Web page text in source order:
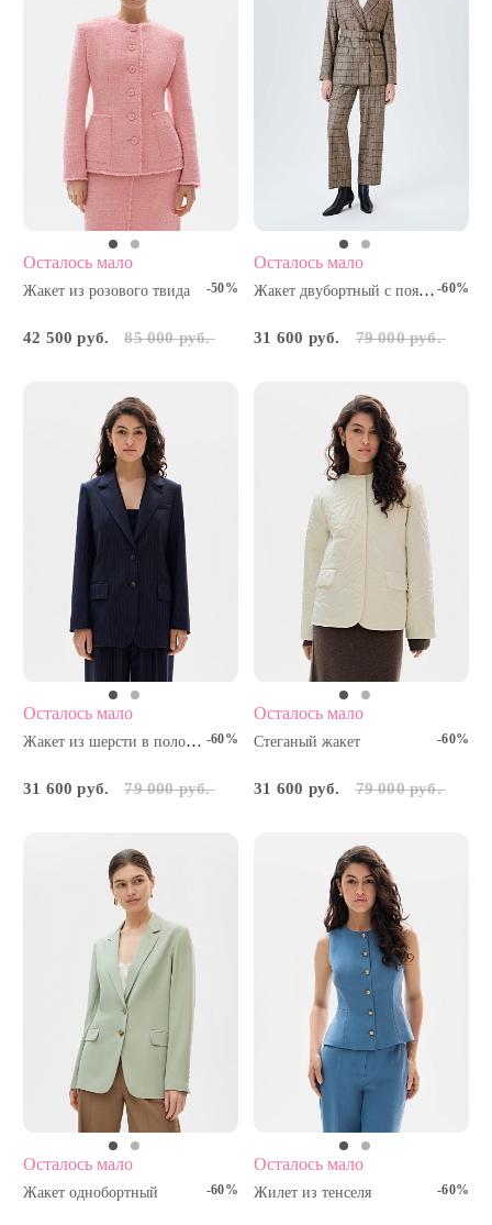
Осталось мало
Жакет из розового твида -50%
42 500 руб. 85 000 руб.
Осталось мало
Жакет двубортный с поясом -60%
31 600 руб. 79 000 руб.
Осталось мало
Жакет из шерсти в полоску -60%
31 600 руб. 79 000 руб.
Осталось мало
Стеганый жакет -60%
31 600 руб. 79 000 руб.
Осталось мало
Жакет однобортный -60%
Осталось мало
Жилет из тенселя -60%